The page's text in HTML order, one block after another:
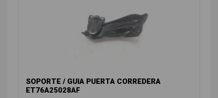
SOPORTE / GUIA PUERTA CORREDERA
ET76A25028AF